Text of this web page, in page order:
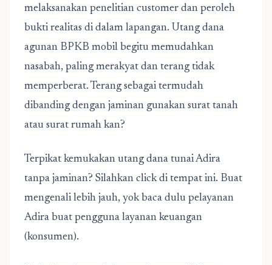
melaksanakan penelitian customer dan peroleh
bukti realitas di dalam lapangan. Utang dana
agunan BPKB mobil begitu memudahkan
nasabah, paling merakyat dan terang tidak
memperberat. Terang sebagai termudah
dibanding dengan jaminan gunakan surat tanah
atau surat rumah kan?
Terpikat kemukakan utang dana tunai Adira
tanpa jaminan? Silahkan click di tempat ini. Buat
mengenali lebih jauh, yok baca dulu pelayanan
Adira buat pengguna layanan keuangan
(konsumen).